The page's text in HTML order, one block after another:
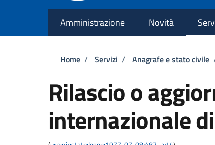
Amministrazione Novità
Briciole di pane
Home / Servizi / Anagrafe e stato civile
Rilascio o
internazionale